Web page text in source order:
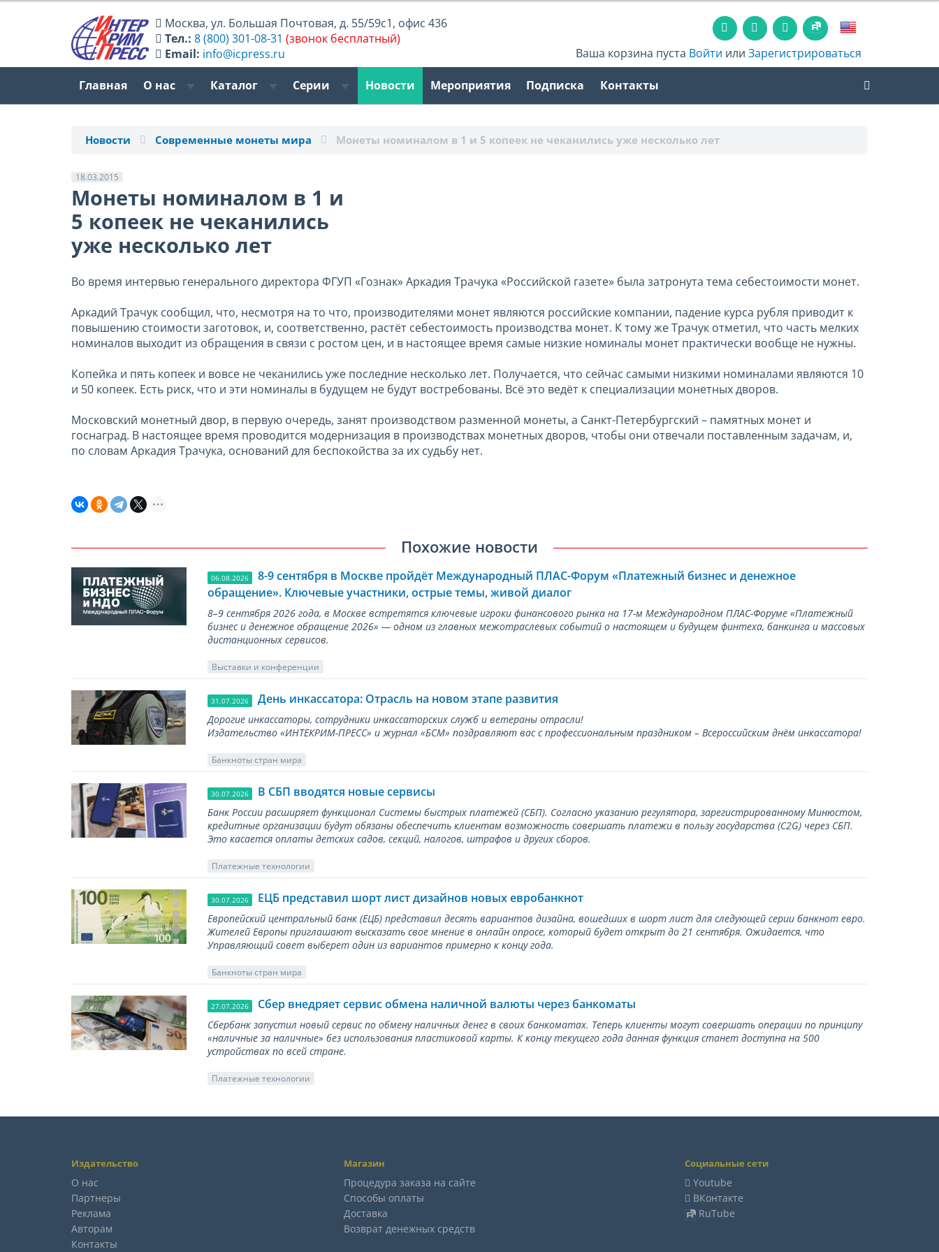
Москва,ул. Большая Почтовая, д. 55/59с1, офис 436
Тел.: 8 (800) 301-08-31 (звонок бесплатный)
Email: info@icpress.ru Ваша корзина пуста Войти илиЗарегистрироваться
Главная О нас Каталог Серии Новости Мероприятия Подписка Контакты
Новости Современные монеты мира Монеты номиналом в 1 и 5 копеек не чеканились уже несколько лет
18.03.2015
Монеты номиналом в 1 и
5 копеек не чеканились
уже несколько лет
Во время интервью генерального директора ФГУП «Гознак» Аркадия Трачука «Российской газете» была затронута тема себестоимости монет.
Аркадий Трачук сообщил, что, несмотря на то что, производителями монет являются российские компании, падение курса рубля приводит к
повышению стоимости заготовок, и, соответственно, растёт себестоимость производства монет. К тому же Трачук отметил, что часть мелких
номиналов выходит из обращения в связи с ростом цен, и в настоящее время самые низкие номиналы монет практически вообще не нужны.
Копейка и пять копеек и вовсе не чеканились уже последние несколько лет. Получается, что сейчас самыми низкими номиналами являются 10
и 50 копеек. Есть риск, что и эти номиналы в будущем не будут востребованы. Всё это ведёт к специализации монетных дворов.
Московский монетный двор, в первую очередь, занят производством разменной монеты, а Санкт-Петербургский – памятных монет и
госнаград. В настоящее время проводится модернизация в производствах монетных дворов, чтобы они отвечали поставленным задачам, и,
по словам Аркадия Трачука, оснований для беспокойства за их судьбу нет.
Похожие новости
06.08.2026
8-9 сентября в Москве пройдёт Международный ПЛАС-Форум «Платежный бизнес и денежное
обращение». Ключевые участники, острые темы, живой диалог
8–9 сентября 2026 года, в Москве встретятся ключевые игроки финансового рынка на 17-м Международном ПЛАС-Форуме «Платежный
бизнес и денежное обращение 2026» — одном из главных межотраслевых событий о настоящем и будущем финтеха, банкинга и массовых
дистанционных сервисов.
Выставки и конференции
31.07.2026 День инкассатора: Отрасль на новом этапе развития
Дорогие инкассаторы, сотрудники инкассаторских служб и ветераны отрасли!
Издательство «ИНТЕКРИМ-ПРЕСС» и журнал «БСМ» поздравляют вас с профессиональным праздником – Всероссийским днём инкассатора!
Банкноты стран мира
30.07.2026 В СБП вводятся новые сервисы
Банк России расширяет функционал Системы быстрых платежей (СБП). Согласно указанию регулятора, зарегистрированному Минюстом,
кредитные организации будут обязаны обеспечить клиентам возможность совершать платежи в пользу государства (С2G) через СБП.
Это касается оплаты детских садов, секций, налогов, штрафов и других сборов.
Платежные технологии
30.07.2026 ЕЦБ представил шорт лист дизайнов новых евробанкнот
Европейский центральный банк (ЕЦБ) представил десять вариантов дизайна, вошедших в шорт лист для следующей серии банкнот евро.
Жителей Европы приглашают высказать свое мнение в онлайн опросе, который будет открыт до 21 сентября. Ожидается, что
Управляющий совет выберет один из вариантов примерно к концу года.
Банкноты стран мира
27.07.2026 Сбер внедряет сервис обмена наличной валюты через банкоматы
Сбербанк запустил новый сервис по обмену наличных денег в своих банкоматах. Теперь клиенты могут совершать операции по принципу
«наличные за наличные» без использования пластиковой карты. К концу текущего года данная функция станет доступна на 500
устройствах по всей стране.
Платежные технологии
Издательство
О нас
Партнеры
Реклама
Авторам
Контакты
Магазин
Процедура заказа на сайте
Способы оплаты
Доставка
Возврат денежных средств
Социальные сети
Youtube
ВКонтакте
RuTube